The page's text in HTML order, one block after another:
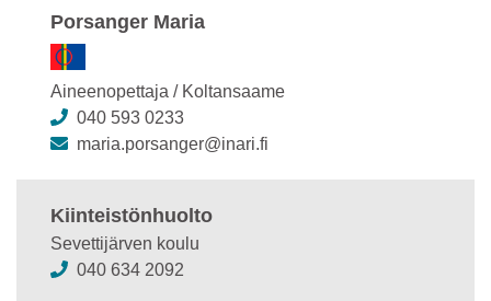
Porsanger Maria
Aineenopettaja / Koltansaame
040 593 0233
maria.porsanger@inari.fi
Kiinteistönhuolto
Sevettijärven koulu
040 634 2092